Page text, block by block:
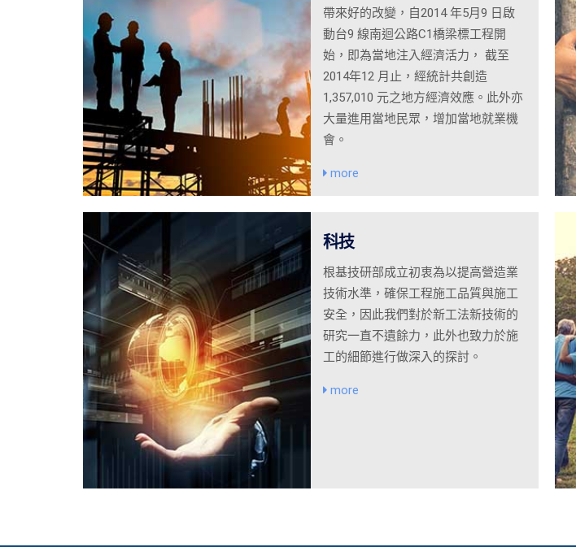
帶來好的改變，自2014 年5月9 日啟
動台9 線南迴公路C1橋梁標工程開
始，即為當地注入經濟活力， 截至
2014年12 月止，經統計共創造
1,357,010 元之地方經濟效應。此外亦
大量進用當地民眾，增加當地就業機
會。
more
科技
根基技研部成立初衷為以提高營造業
技術水準，確保工程施工品質與施工
安全，因此我們對於新工法新技術的
研究一直不遺餘力，此外也致力於施
工的細節進行做深入的探討。
more